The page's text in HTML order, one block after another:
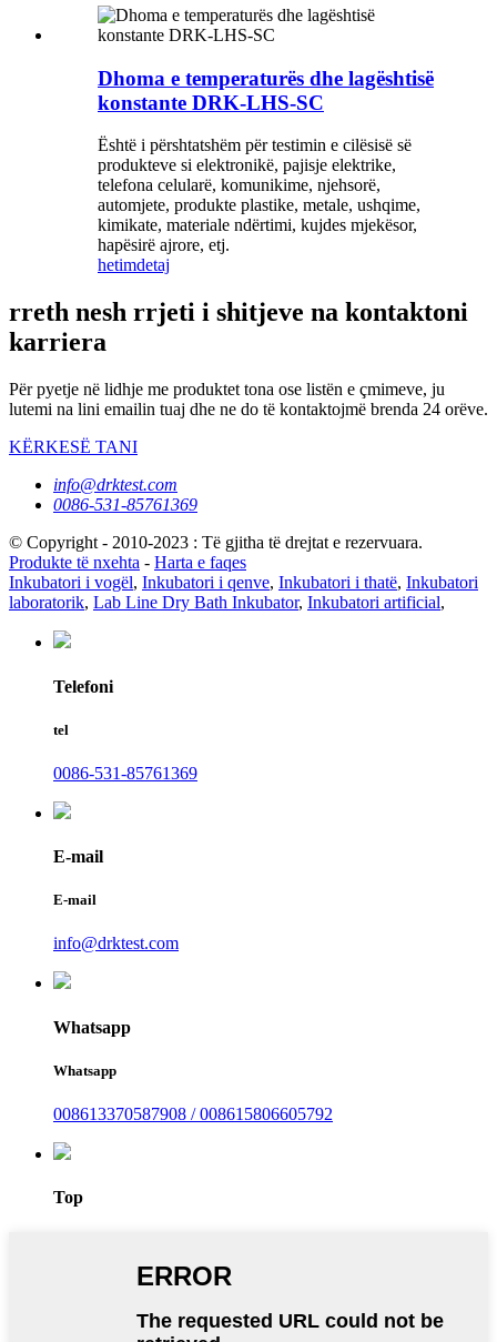
Dhoma e temperaturës dhe lagështisë
konstante DRK-LHS-SC
Është i përshtatshëm për testimin e cilësisë së
produkteve si elektronikë, pajisje elektrike,
telefona celularë, komunikime, njehsorë,
automjete, produkte plastike, metale, ushqime,
kimikate, materiale ndërtimi, kujdes mjekësor,
hapësirë ​​ajrore, etj.
hetimdetaj
rreth nesh rrjeti i shitjeve na kontaktoni
karriera
Për pyetje në lidhje me produktet tona ose listën e çmimeve, ju
lutemi na lini emailin tuaj dhe ne do të kontaktojmë brenda 24 orëve.
KËRKESË TANI
info@drktest.com
0086-531-85761369
© Copyright - 2010-2023 : Të gjitha të drejtat e rezervuara.
Produkte të nxehta - Harta e faqes
Inkubatori i vogël, Inkubatori i qenve, Inkubatori i thatë, Inkubatori
laboratorik, Lab Line Dry Bath Inkubator, Inkubatori artificial,
Telefoni
tel
0086-531-85761369
E-mail
E-mail
info@drktest.com
Whatsapp
Whatsapp
008613370587908 / 008615806605792
Top